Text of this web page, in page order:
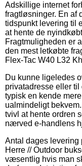
Adskillige internet
fragtløsninger. En
tidspunkt levering til
at hente de
Fragtmuligheden er
den mest letkøbte
Flex-Tac W40 L32
Du kunne ligeledes
privatadresse eller
typisk en kende
ualmindeligt
tvivl at hente ordren
nærved e-handlens
Antal dages
Herre // Outdoor
væsentlig hvis man